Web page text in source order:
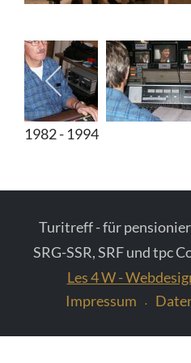
1982 - 1994
Turitreff - für
SRG-SSR, SRF und tpc
Les 4 W -
Impressum
Fotos vom Schweizer